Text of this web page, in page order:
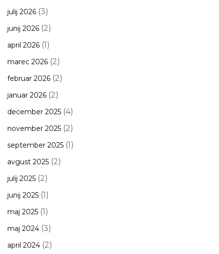
julij 2026 (3)
junij 2026 (2)
april 2026 (1)
marec 2026 (2)
februar 2026 (2)
januar 2026 (2)
december 2025 (4)
november 2025 (2)
september 2025 (1)
avgust 2025 (2)
julij 2025 (2)
junij 2025 (1)
maj 2025 (1)
maj 2024 (3)
april 2024 (2)